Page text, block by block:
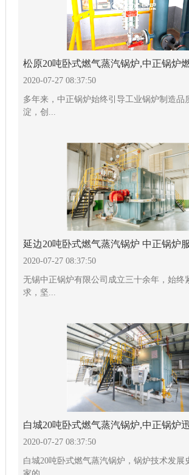
2020-07-27 08:37:50
多年来，中正锅炉始终引导工业锅炉制造品
淀，创...
2020-07-27 08:37:50
无锡中正锅炉有限公司成立三十余年，始终
求，坚...
2020-07-27 08:37:50
白城20吨卧式燃气蒸汽锅炉，锅炉技术发展